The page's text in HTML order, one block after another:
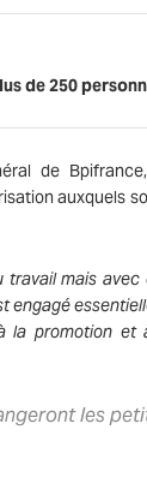
de 250
de Bpifrance,
auxquels
travail mais
engagé
la promotion
les